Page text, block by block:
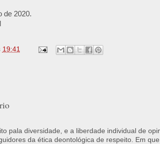
de 2020.
19:41
pala diversidade, e a liberdade individual de
da ética deontológica de respeito. Em